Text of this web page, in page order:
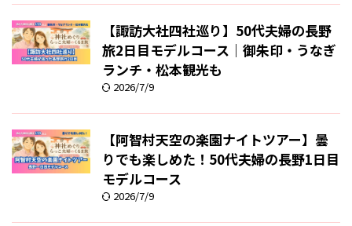
【諏訪大社四社巡り】50代夫婦の長野
旅2日目モデルコース｜御朱印・うなぎ
ランチ・松本観光も
2026/7/9
【阿智村天空の楽園ナイトツアー】曇
りでも楽しめた！50代夫婦の長野1日目
モデルコース
2026/7/9